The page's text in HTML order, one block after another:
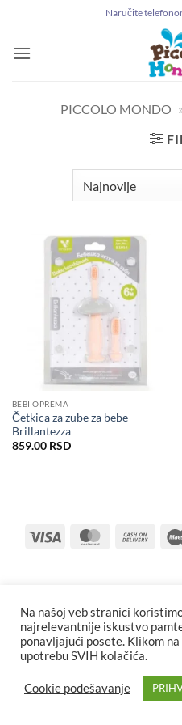
sadržaj
Naručite
PICCOLO MONDO »
BEBI OPREMA
Četkica za zube za bebe
Brillantezza
859.00 RSD
Visa MasterCardCash
Na našoj veb stranici
najrelevantnije iskustvo
ponavljajući posete. Klikom
upotrebu SVIH kolačića.
Cookie podešavanje